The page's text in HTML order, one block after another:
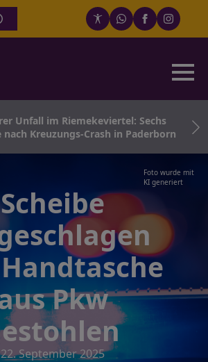
Unfall im Riemekeviertel: Sechs
Kreuzungs-Crash in Paderborn
Foto wurde mit
KI generiert
Scheibe
Pkw
22. September 2025